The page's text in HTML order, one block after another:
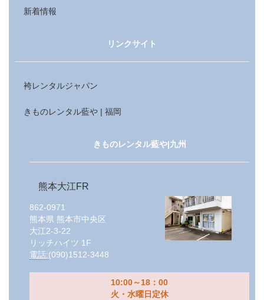
新着情報
リンクサイト
袴レンタルジャパン
きものレンタル藍や | 福岡
きものレンタル藍や|九州
熊本大江FR
862-0971
熊本県 熊本市中央区
大江2-3-22
リッチハイツ 1F
電話:(090)1512-3448
10:00～18：00
火・水曜日定休